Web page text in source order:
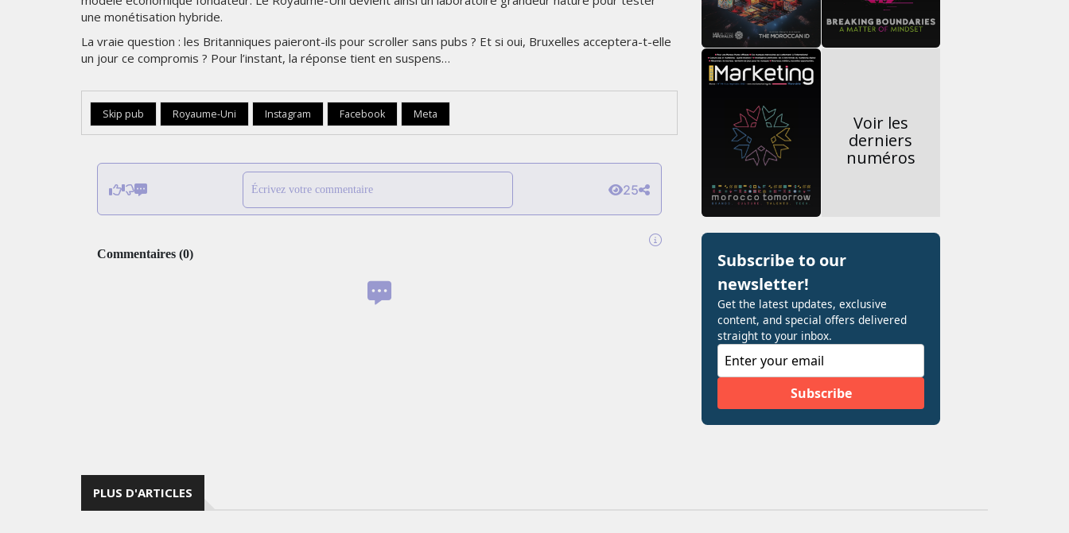
une monétisation hybride.
La vraie question : les Britanniques paieront-ils pour scroller sans pubs ? Et si oui, Bruxelles acceptera-t-elle
un jour ce compromis ? Pour l’instant, la réponse tient en suspens…
Skip pub Royaume-Uni Instagram Facebook Meta
Écrivez votre commentaire 25
Commentaires (0)
Voir les
derniers
numéros
PLUS D'ARTICLES